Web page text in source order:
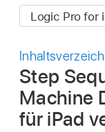
Step
Machine
für iPad